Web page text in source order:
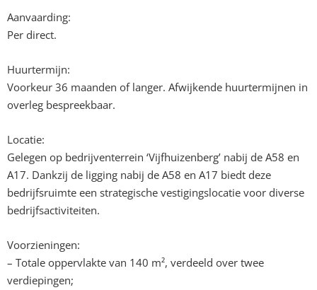
Aanvaarding:
Per direct.
Huurtermijn:
Voorkeur 36 maanden of langer. Afwijkende huurtermijnen in
overleg bespreekbaar.
Locatie:
Gelegen op bedrijventerrein ‘Vijfhuizenberg’ nabij de A58 en
A17. Dankzij de ligging nabij de A58 en A17 biedt deze
bedrijfsruimte een strategische vestigingslocatie voor diverse
bedrijfsactiviteiten.
Voorzieningen:
– Totale oppervlakte van 140 m², verdeeld over twee
verdiepingen;